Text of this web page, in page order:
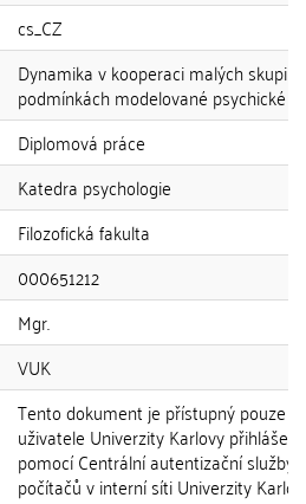
cs_CZ
Dynamika v kooperaci malých skupin
podmínkách modelované psychické
Diplomová práce
Katedra psychologie
Filozofická fakulta
000651212
Mgr.
VUK
Tento dokument je přístupný pouze
uživatele Univerzity Karlovy přihlášené
pomocí Centrální autentizační služby
počítačů v interní síti Univerzity